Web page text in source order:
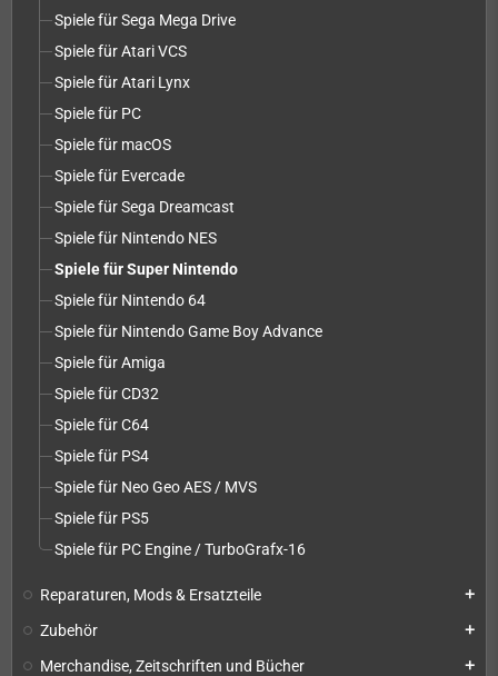
Spiele für Sega Mega Drive
Spiele für Atari VCS
Spiele für Atari Lynx
Spiele für PC
Spiele für macOS
Spiele für Evercade
Spiele für Sega Dreamcast
Spiele für Nintendo NES
Spiele für Super Nintendo
Spiele für Nintendo 64
Spiele für Nintendo Game Boy Advance
Spiele für Amiga
Spiele für CD32
Spiele für C64
Spiele für PS4
Spiele für Neo Geo AES / MVS
Spiele für PS5
Spiele für PC Engine / TurboGrafx-16
Reparaturen, Mods & Ersatzteile add
Zubehör add
Merchandise, Zeitschriften und Bücher add